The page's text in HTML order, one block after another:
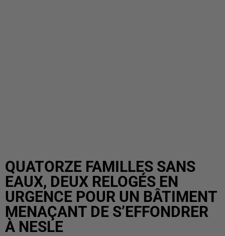
QUATORZE FAMILLES SANS
EAUX, DEUX RELOGÉS EN
URGENCE POUR UN BÂTIMENT
MENAÇANT DE S’EFFONDRER
À NESLE